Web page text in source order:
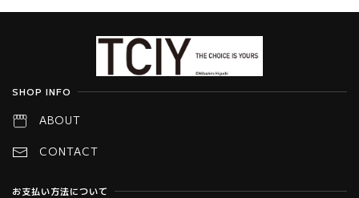
Information
SHOP INFO
ABOUT
CONTACT
お支払い方法について